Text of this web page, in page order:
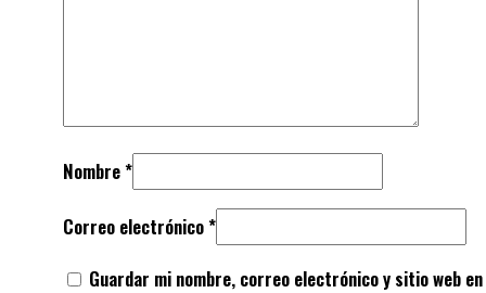
Nombre*
Correo electrónico*
Guardar mi nombre, correo electrónico y sitio web en